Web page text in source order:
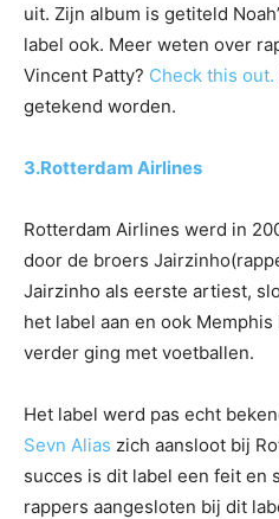
uit. Zijn album is getiteld
label ook. Meer weten over
Vincent Patty? Check this out.
getekend worden.
3.Rotterdam Airlines
Rotterdam Airlines werd in
door de broers
Jairzinho als eerste artiest,
het label aan en ook
verder ging met voetballen.
Het label werd pas echt
Sevn Alias zich aansloot bij
succes is dit label een feit en
rappers aangesloten bij dit